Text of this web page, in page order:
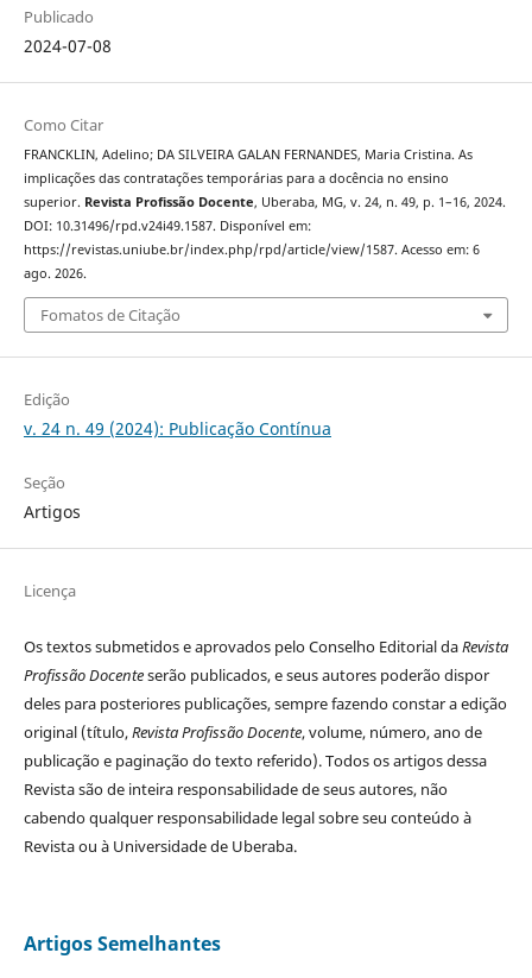
Publicado
2024-07-08
Como Citar
FRANCKLIN, Adelino; DA SILVEIRA GALAN FERNANDES, Maria Cristina. As
implicações das contratações temporárias para a docência no ensino
superior. Revista Profissão Docente, Uberaba, MG, v. 24, n. 49, p. 1–16, 2024.
DOI: 10.31496/rpd.v24i49.1587. Disponível em:
https://revistas.uniube.br/index.php/rpd/article/view/1587. Acesso em: 6
ago. 2026.
Fomatos de Citação
Edição
v. 24 n. 49 (2024): Publicação Contínua
Seção
Artigos
Licença
Os textos submetidos e aprovados pelo Conselho Editorial daRevista
Profissão Docenteserão publicados, e seus autores poderão dispor
deles para posteriores publicações, sempre fazendo constar a edição
original (título,Revista Profissão Docente, volume, número, ano de
publicação e paginação do texto referido). Todos os artigos dessa
Revista são de inteira responsabilidade de seus autores, não
cabendo qualquer responsabilidade legal sobre seu conteúdo à
Revista ou à Universidade de Uberaba.
Artigos Semelhantes